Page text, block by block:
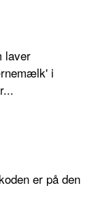
laver
i
er på den